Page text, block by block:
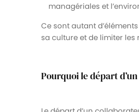
managériales et
Ce sont autant
sa culture et de limiter les
Pourquoi le départ